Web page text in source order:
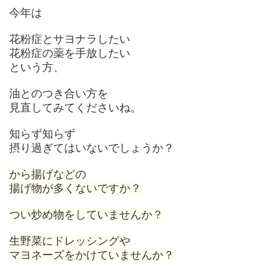
今年は
花粉症とサヨナラしたい
花粉症の薬を手放したい
という方、
油とのつき合い方を
見直してみてくださいね。
知らず知らず
摂り過ぎてはいないでしょうか？
から揚げなどの
揚げ物が多くないですか？
つい炒め物をしていませんか？
生野菜にドレッシングや
マヨネーズをかけていませんか？